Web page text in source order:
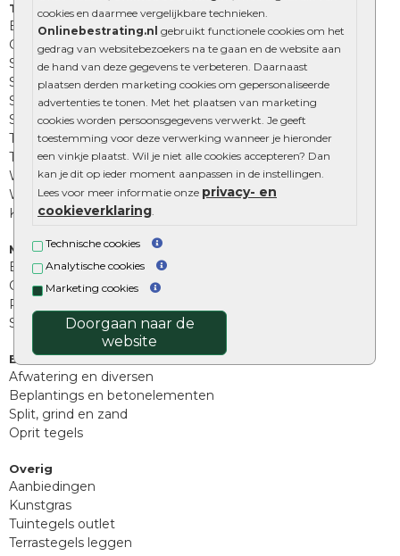
cookies en daarmee vergelijkbare technieken.
Onlinebestrating.nl gebruikt functionele cookies om het
gedrag van websitebezoekers na te gaan en de website aan
de hand van deze gegevens te verbeteren. Daarnaast
plaatsen derden marketing cookies om gepersonaliseerde
advertenties te tonen. Met het plaatsen van marketing
cookies worden persoonsgegevens verwerkt. Je geeft
toestemming voor deze verwerking wanneer je hieronder
een vinkje plaatst. Wil je niet alle cookies accepteren? Dan
kan je dit op ieder moment aanpassen in de instellingen.
Lees voor meer informatie onze privacy- en
cookieverklaring
Technische cookies
Analytische cookies
Marketing cookies
Doorgaan naar de
website
Tuinbestrating
Betonklinkers
Gebakken bestrating
Strakke bestrating
Sierbestrating
Straatklinkers
Straatstenen
Trommelstenen
Tuinstenen
Waalformaat
Wildverband bestrating
Kingstones
Muurelementen
Betonbielzen
Opsluitbanden
Palissades
Stapelblokken
Extra benodigdheden
Afwatering en diversen
Beplantings en betonelementen
Split, grind en zand
Oprit tegels
Overig
Aanbiedingen
Kunstgras
Tuintegels outlet
Terrastegels leggen